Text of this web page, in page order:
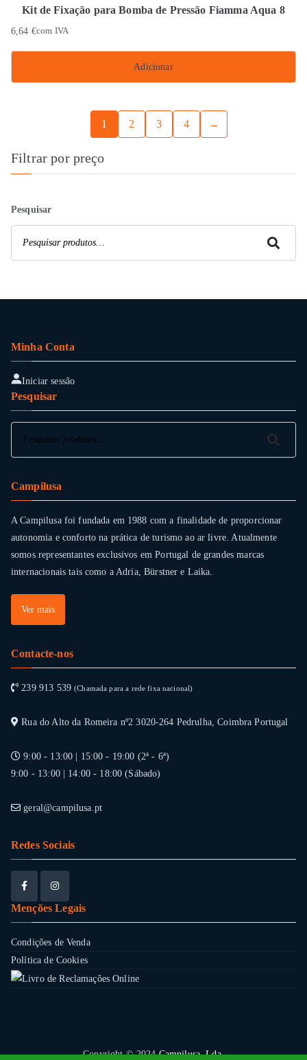
Kit de Fixação para Bomba de Pressão Fiamma Aqua 8
6,64 €com IVA
Adicionar
1 2 3 4 →
Filtrar por preço
Pesquisar
Pesquisar
Minha Conta
Iniciar sessão
Pesquisar
Pesquisar
Campilusa
A Campilusa foi fundada em 1988 com a finalidade de proporcionar
autonomia e conforto na prática de turismo ao ar livre. Atualmente
somos representantes exclusivos em Portugal de grandes marcas
internacionais tais como a Adria, Bürstner e Laika.
Ver mais
Contacte-nos
239 913 539(Chamada para a rede fixa nacional)
Rua do Alto da Romeira nº2 3020-264 Pedrulha, Coimbra Portugal
9:00 - 13:00 | 15:00 - 19:00 (2ª - 6ª)
9:00 - 13:00 | 14:00 - 18:00 (Sábado)
geral@campilusa.pt
Redes Sociais
Menções Legais
Condições de Venda
Política de Cookies
Copyright © 2024Campilusa, Lda.